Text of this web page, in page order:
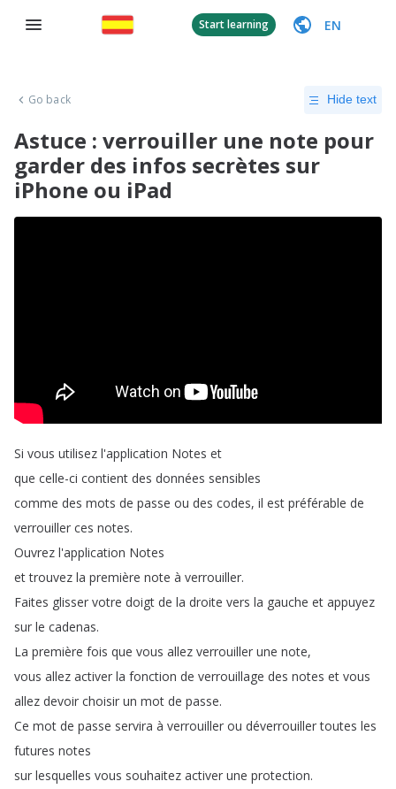
Start learning EN
Go back Hide text
Astuce : verrouiller une note pour
garder des infos secrètes sur
iPhone ou iPad
Si vous utilisez l'application Notes et
que celle-ci contient des données sensibles
comme des mots de passe ou des codes, il est préférable de
verrouiller ces notes.
Ouvrez l'application Notes
et trouvez la première note à verrouiller.
Faites glisser votre doigt de la droite vers la gauche et appuyez
sur le cadenas.
La première fois que vous allez verrouiller une note,
vous allez activer la fonction de verrouillage des notes et vous
allez devoir choisir un mot de passe.
Ce mot de passe servira à verrouiller ou déverrouiller toutes les
futures notes
sur lesquelles vous souhaitez activer une protection.